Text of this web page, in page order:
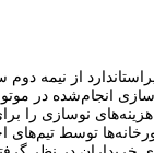
۴۰۰۰ موتورخانه تحت فرآیند بهینه‌سازی قرار
توسط تیم‌های